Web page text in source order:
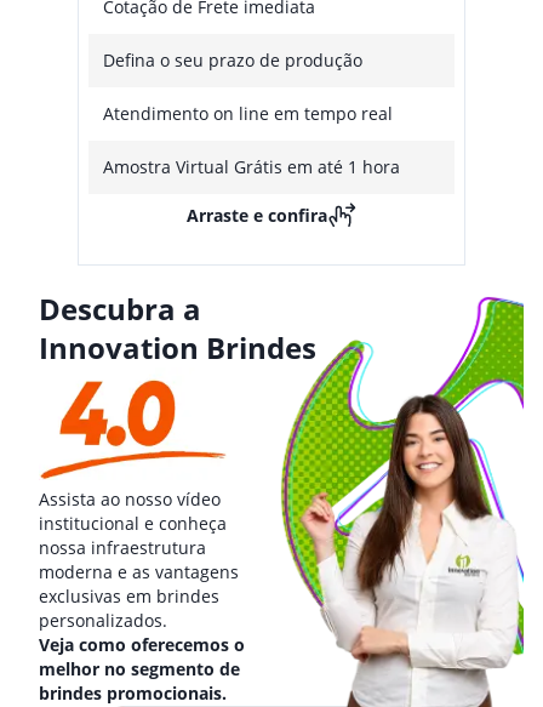
Cotação de Frete imediata
Defina o seu prazo de produção
Atendimento on line em tempo real
Amostra Virtual Grátis em até 1 hora
Arraste e confira
Descubra a
Innovation Brindes
Assista ao nosso vídeo
institucional e conheça
nossa infraestrutura
moderna e as vantagens
exclusivas em brindes
personalizados.
Veja como oferecemos o
melhor no segmento de
brindes promocionais.